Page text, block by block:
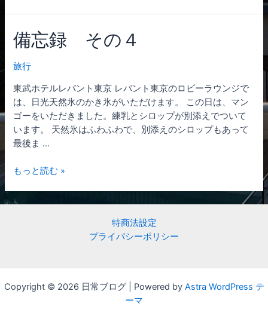
備忘録 その４
旅行
東武ホテルレバント東京 レバント東京のロビーラウンジで
は、日光天然氷のかき氷がいただけます。 この日は、マン
ゴーをいただきました。練乳とシロップが別添えでついて
います。 天然氷はふわふわで、別添えのシロップもあって
最後ま …
備
録
もっと読む »
特商法設定
プライバシーポリシー
Copyright © 2026 日常ブログ | Powered by Astra WordPress テ
ーマ